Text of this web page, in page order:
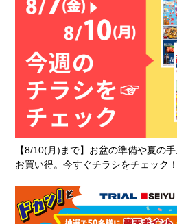
【8/10(月)まで】お盆の準備や夏の
お買い得。今すぐチラシをチェック！